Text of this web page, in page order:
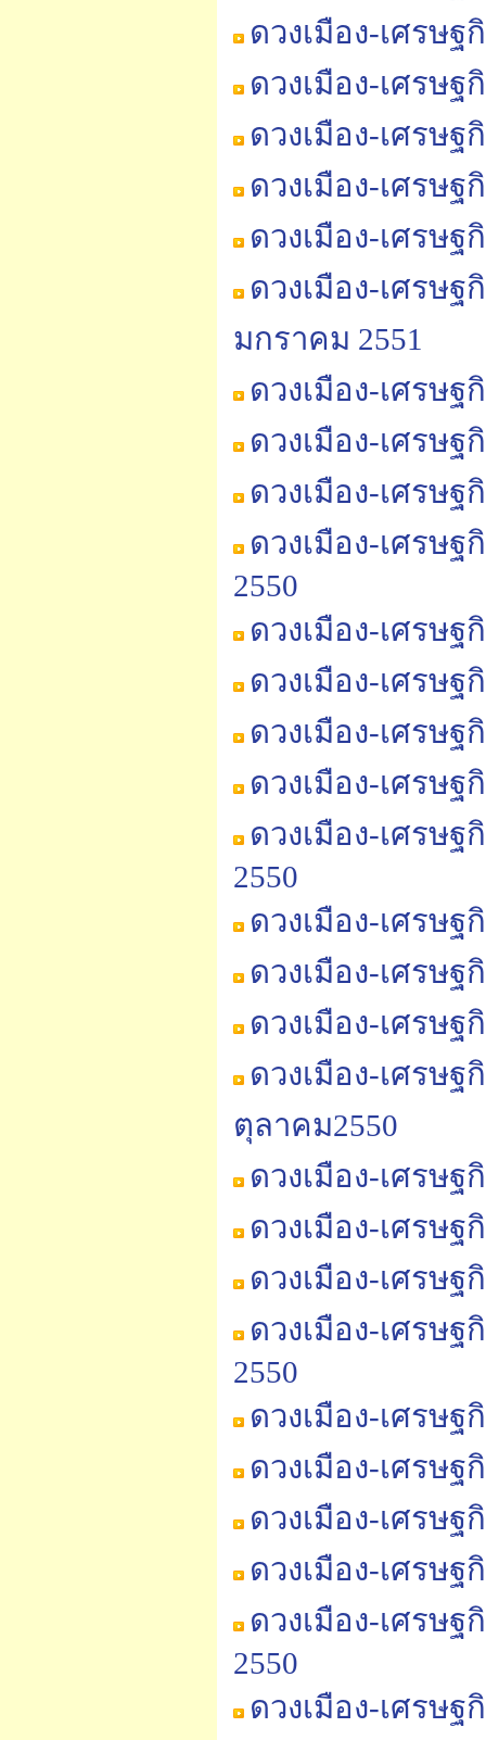
ดวงเมือง-เศรษ
ดวงเมือง-เศรษ
ดวงเมือง-เศรษ
ดวงเมือง-เศรษ
ดวงเมือง-เศรษ
ดวงเมือง-เศรษ
มกราคม 2551
ดวงเมือง-เศรษ
ดวงเมือง-เศรษ
ดวงเมือง-เศรษ
ดวงเมือง-เศรษ
2550
ดวงเมือง-เศรษ
ดวงเมือง-เศรษ
ดวงเมือง-เศรษ
ดวงเมือง-เศรษ
ดวงเมือง-เศรษ
2550
ดวงเมือง-เศรษ
ดวงเมือง-เศรษ
ดวงเมือง-เศรษ
ดวงเมือง-เศรษ
ตุลาคม2550
ดวงเมือง-เศรษ
ดวงเมือง-เศรษ
ดวงเมือง-เศรษ
ดวงเมือง-เศรษ
2550
ดวงเมือง-เศรษ
ดวงเมือง-เศรษ
ดวงเมือง-เศรษ
ดวงเมือง-เศรษ
ดวงเมือง-เศรษ
2550
ดวงเมือง-เศรษ